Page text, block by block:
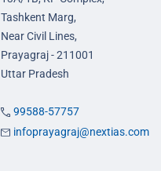
Tashkent Marg,
Near Civil Lines,
Prayagraj - 211001
Uttar Pradesh
99588-57757
infoprayagraj@nextias.com